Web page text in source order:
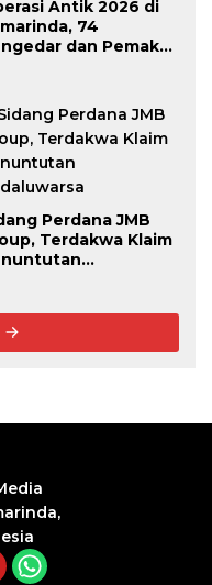
Antik 2026 di
74
dan Pemakai
Perdana JMB
Terdakwa Klaim